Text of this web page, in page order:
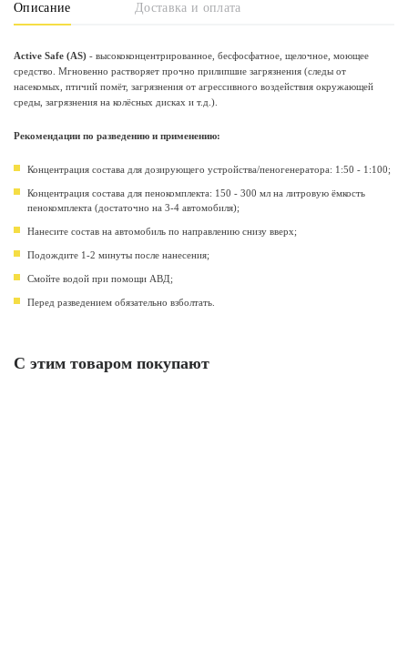
Описание Доставка и оплата
Active Safe (AS) - высококонцентрированное, бесфосфатное, щелочное, моющее
средство. Мгновенно растворяет прочно прилипшие загрязнения (следы от
насекомых, птичий помёт, загрязнения от агрессивного воздействия окружающей
среды, загрязнения на колёсных дисках и т.д.).
Рекомендации по разведению и применению:
Концентрация состава для дозирующего устройства/пеногенератора: 1:50 - 1:100;
Концентрация состава для пенокомплекта: 150 - 300 мл на литровую ёмкость
пенокомплекта (достаточно на 3-4 автомобиля);
Нанесите состав на автомобиль по направлению снизу вверх;
Подождите 1-2 минуты после нанесения;
Смойте водой при помощи АВД;
Перед разведением обязательно взболтать.
С этим товаром покупают